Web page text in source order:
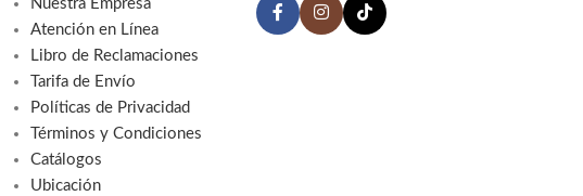
Nuestra Empresa
Atención en Línea
Libro de Reclamaciones
Tarifa de Envío
Políticas de Privacidad
Términos y Condiciones
Catálogos
Ubicación